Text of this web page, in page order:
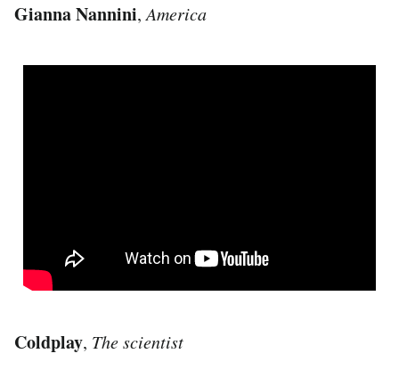
Gianna Nannini,America
Coldplay, The scientist